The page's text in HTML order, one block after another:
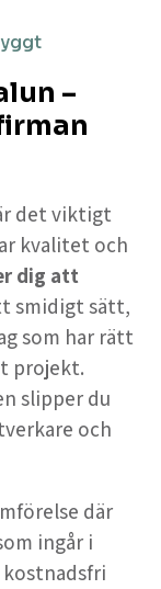
–
det viktigt
kvalitet och
dig att
smidigt sätt,
som har rätt
projekt.
slipper du
och
där
ingår i